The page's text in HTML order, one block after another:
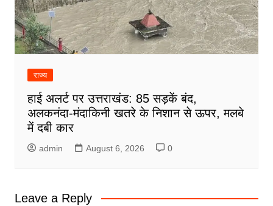
राज्य
हाई अलर्ट पर उत्तराखंड: 85 सड़कें बंद,
अलकनंदा-मंदाकिनी खतरे के निशान से ऊपर, मलबे
में दबी कार
admin August 6, 2026 0
Leave a Reply